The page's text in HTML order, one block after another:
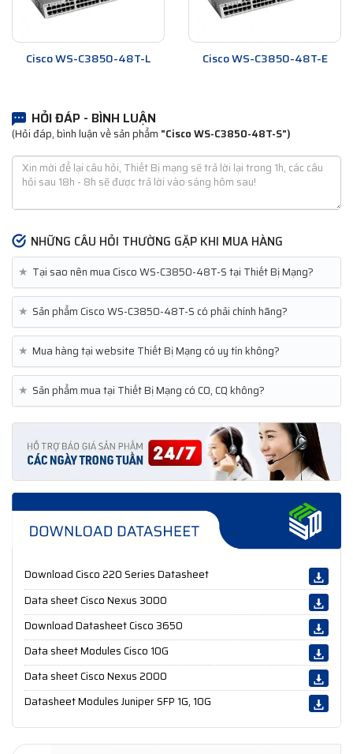
Cisco WS-C3850-48T-L Cisco WS-C3850-48T-E
HỎI ĐÁP - BÌNH LUẬN
(Hỏi đáp, bình luận về sản phẩm "Cisco WS-C3850-48T-S")
NHỮNG CÂU HỎI THƯỜNG GẶP KHI MUA HÀNG
★ Tại sao nên mua Cisco WS-C3850-48T-S tại Thiết Bị Mạng?
★ Sản phẩm Cisco WS-C3850-48T-S có phải chính hãng?
★ Mua hàng tại website Thiết Bị Mạng có uy tín không?
★ Sản phẩm mua tại Thiết Bị Mạng có CO, CQ không?
Download Cisco 220 Series Datasheet
Data sheet Cisco Nexus 3000
Download Datasheet Cisco 3650
Data sheet Modules Cisco 10G
Data sheet Cisco Nexus 2000
Datasheet Modules Juniper SFP 1G, 10G